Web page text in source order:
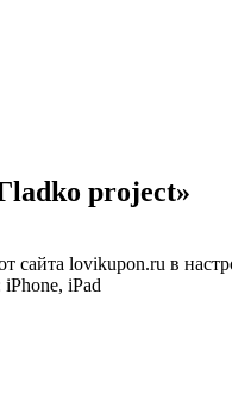
project»
lovikupon.ru в
iPad